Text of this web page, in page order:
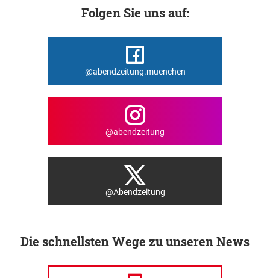
Folgen Sie uns auf:
@abendzeitung.muenchen
@abendzeitung
@Abendzeitung
Die schnellsten Wege zu unseren News